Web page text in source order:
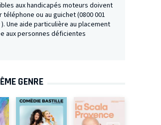
aux handicapés moteurs doivent
ou au guichet (0800 001
). Une aide particulière au placement
aux personnes déficientes
GENRE